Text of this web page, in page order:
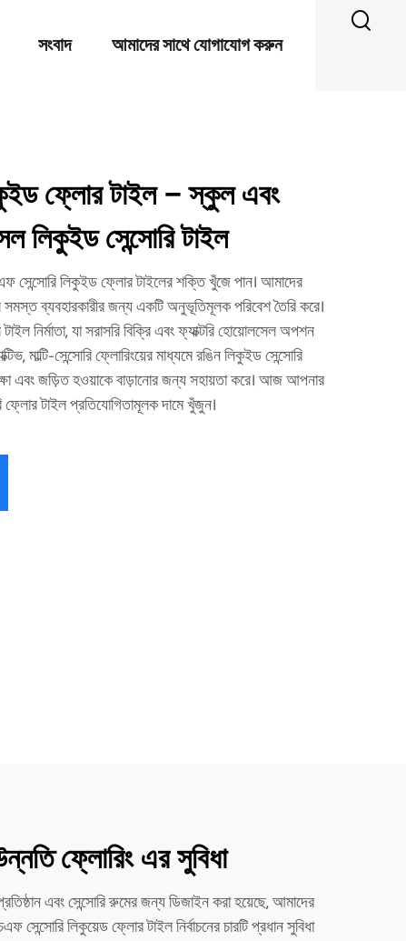
সংবাদ আমাদের সাথে যোগাযোগ করুন
ফ্লোর টাইল – স্কুল এবং
সেন্সোরি টাইল
সেন্সোরি লিকুইড ফ্লোর টাইলের শক্তি খুঁজে পান। আমাদের
সমস্ত ব্যবহারকারীর জন্য একটি অনুভূতিমূলক পরিবেশ তৈরি করে।
নির্মাতা, যা সরাসরি বিক্রি এবং ফ্যাক্টরি হোয়োলসেল অপশন
মাল্টি-সেন্সোরি ফ্লোরিংয়ের মাধ্যমে রঙিন লিকুইড সেন্সোরি
এবং জড়িত হওয়াকে বাড়ানোর জন্য সহায়তা করে। আজ আপনার
টাইল প্রতিযোগিতামূলক দামে খুঁজুন।
ফ্লোরিং এর সুবিধা
এবং সেন্সোরি রুমের জন্য ডিজাইন করা হয়েছে, আমাদের
সেন্সোরি লিকুয়েড ফ্লোর টাইল নির্বাচনের চারটি প্রধান সুবিধা